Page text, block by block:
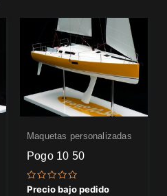
Maquetas personalizadas
Pogo 10 50
Valorado
Precio bajo pedido